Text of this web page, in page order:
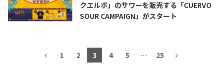
クエルボ」のサワーを販売する「CUERVO
SOUR CAMPAIGN」がスタート
1 2 3 4 5 … 25